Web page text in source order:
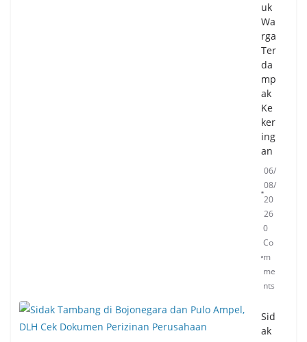
uk
Wa
rga
Ter
da
mp
ak
Ke
ker
ing
an
06/
08/
20
26
0
Co
m
me
nts
Sid
ak